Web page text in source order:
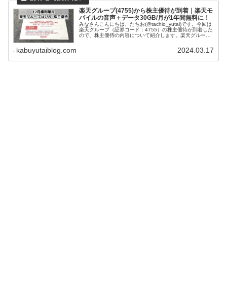
楽天グループ(4755)から株主優待が到着｜楽天モ
バイルの音声＋データ30GB/月が1年間無料に！
みなさんこんにちは、たちお(@tachio_yutai)です。今回は
楽天グループ（証券コード：4755）の株主優待が到着した
ので、株主優待の内容について紹介します。楽天グループ
kabuyutaiblog.com 2024.03.17